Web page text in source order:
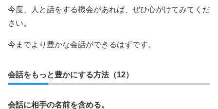
今度、人と話をする機会があれば、ぜひ心がけてみてくだ
さい。
今までより豊かな会話ができるはずです。
会話をもっと豊かにする方法（12）
会話に相手の名前を含める。